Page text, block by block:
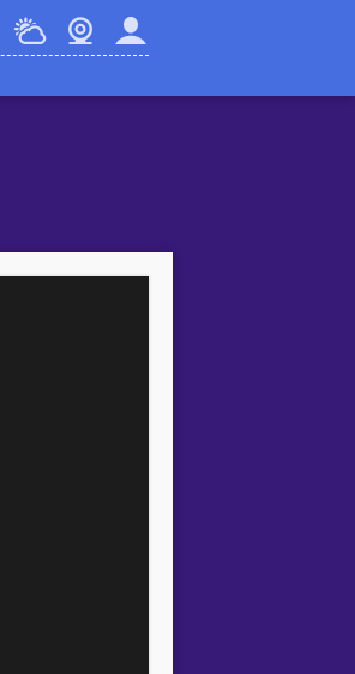
WetterWebcamMein harmony